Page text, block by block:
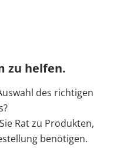
zu helfen.
des richtigen
Rat zu Produkten,
benötigen.